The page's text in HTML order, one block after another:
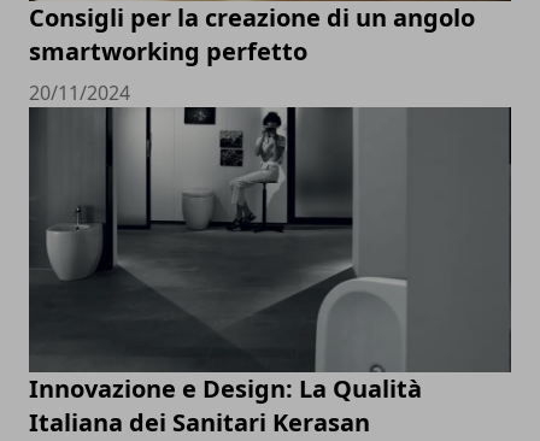
Consigli per la creazione di un angolo
smartworking perfetto
20/11/2024
Innovazione e Design: La Qualità
Italiana dei Sanitari Kerasan